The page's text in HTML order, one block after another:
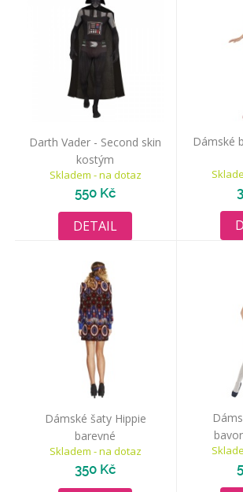
Darth Vader - Second skin
kostým
Skladem - na dotaz
550 Kč
DETAIL
Dámské
Dámské šaty Hippie
barevné
Skladem - na dotaz
350 Kč